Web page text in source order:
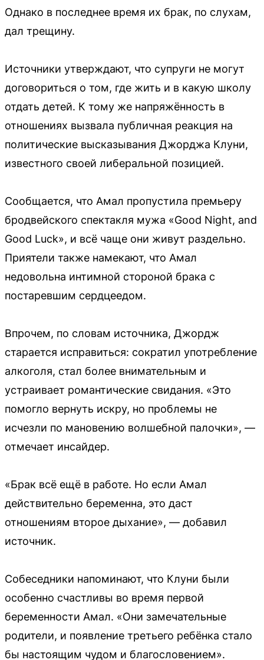
Однако в последнее время их брак, по слухам,
дал трещину.
Источники утверждают, что супруги не могут
договориться о том, где жить и в какую школу
отдать детей. К тому же напряжённость в
отношениях вызвала публичная реакция на
политические высказывания Джорджа Клуни,
известного своей либеральной позицией.
Сообщается, что Амал пропустила премьеру
бродвейского спектакля мужа «Good Night, and
Good Luck», и всё чаще они живут раздельно.
Приятели также намекают, что Амал
недовольна интимной стороной брака с
постаревшим сердцеедом.
Впрочем, по словам источника, Джордж
старается исправиться: сократил употребление
алкоголя, стал более внимательным и
устраивает романтические свидания. «Это
помогло вернуть искру, но проблемы не
исчезли по мановению волшебной палочки», —
отмечает инсайдер.
«Брак всё ещё в работе. Но если Амал
действительно беременна, это даст
отношениям второе дыхание», — добавил
источник.
Собеседники напоминают, что Клуни были
особенно счастливы во время первой
беременности Амал. «Они замечательные
родители, и появление третьего ребёнка стало
бы настоящим чудом и благословением».